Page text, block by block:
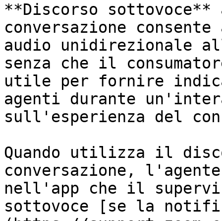
**Discorso
conversazione
audio unidirezionale
senza che il
utile per fornire
agenti durante
sull'esperienza del
Quando utilizza il
conversazione,
nell'app che il
sottovoce [se la